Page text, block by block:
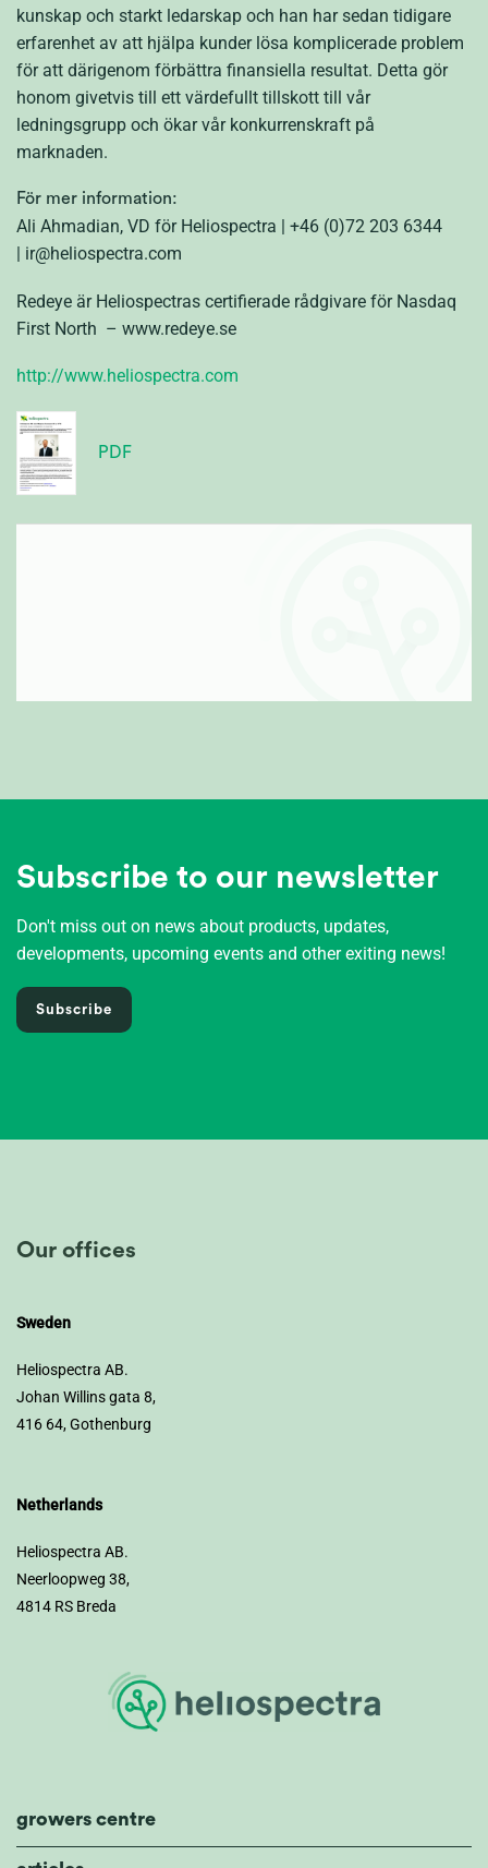
kunskap och starkt ledarskap och han har sedan tidigare
erfarenhet av att hjälpa kunder lösa komplicerade problem
för att därigenom förbättra finansiella resultat. Detta gör
honom givetvis till ett värdefullt tillskott till vår
ledningsgrupp och ökar vår konkurrenskraft på
marknaden.
För mer information:
Ali Ahmadian, VD för Heliospectra | +46 (0)72 203 6344
| ir@heliospectra.com
Redeye är Heliospectras certifierade rådgivare för Nasdaq
First North – www.redeye.se
http://www.heliospectra.com
PDF
Subscribe to our newsletter
Don't miss out on news about products, updates,
developments, upcoming events and other exiting news!
Subscribe
Our offices
Sweden
Heliospectra AB.
Johan Willins gata 8,
416 64, Gothenburg
Netherlands
Heliospectra AB.
Neerloopweg 38,
4814 RS Breda
growers centre